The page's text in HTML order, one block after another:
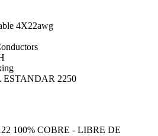
4X22awg
ESTANDAR 2250
100% COBRE - LIBRE DE